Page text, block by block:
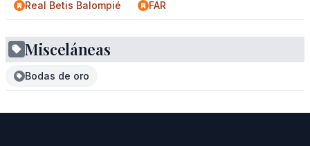
Real Betis Balompié
FAR
Misceláneas
Bodas de oro